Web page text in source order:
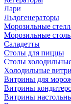
Лари
Льдогенераторы
Морозильные
Морозильные
Саладетты
Столы для пиццы
Столы
Холодильные
Витрины для
Витрины
Витрины